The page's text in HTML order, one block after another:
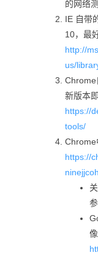
的网络
IE 自带
10，最
http://
us/
Chrome
新版本即
https://
tools/
Chrome
https://
参